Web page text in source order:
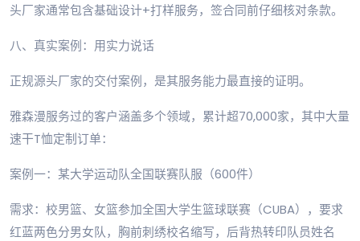
头厂家通常包含基础设计+打样服务，签合同前仔细核对条款。
八、真实案例：用实力说话
正规源头厂家的交付案例，是其服务能力最直接的证明。
雅森漫服务过的客户涵盖多个领域，累计超70,000家，其中大量
速干T恤定制订单：
案例一：某大学运动队全国联赛队服（600件）
需求：校男篮、女篮参加全国大学生篮球联赛（CUBA），要求
红蓝两色分男女队，胸前刺绣校名缩写，后背热转印队员姓名